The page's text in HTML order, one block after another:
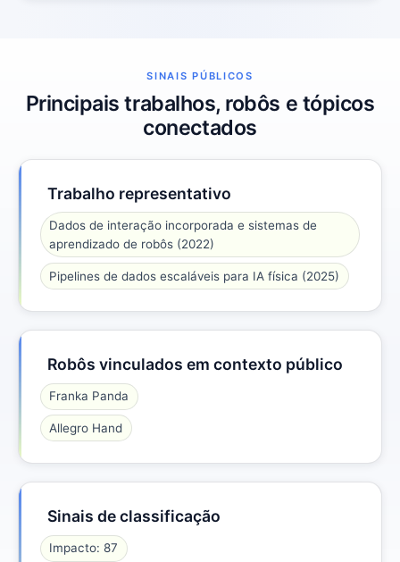
SINAIS PÚBLICOS
Principais trabalhos, robôs e tópicos
conectados
Trabalho representativo
Dados de interação incorporada e sistemas de
aprendizado de robôs (2022)
Pipelines de dados escaláveis para IA física (2025)
Robôs vinculados em contexto público
Franka Panda
Allegro Hand
Sinais de classificação
Impacto: 87